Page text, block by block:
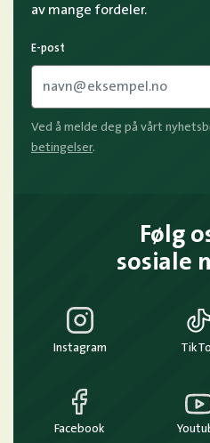
av mange fordeler.
E-post
Ved å melde deg på vårt
betingelser.
Følg
sosiale
Instagram
Facebook